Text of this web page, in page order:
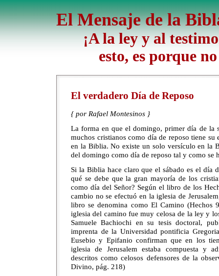
El Mensaje de la
¡A la ley y al
esto, es porque
El verdadero Día de Reposo
{ por Rafael Montesinos }
La forma en que el domingo, primer día de la
muchos cristianos como día de reposo tiene
en la Biblia. No existe un solo versículo en la
del domingo como día de reposo tal y como se
Si la Biblia hace claro que el sábado es el día
qué se debe que la gran mayoría de los
como día del Señor? Según el libro de los
cambio no se efectuó en la iglesia de
libro se denomina como El Camino (Hechos
iglesia del camino fue muy celosa de la ley y
Samuele Bachiochi en su tesis doctoral,
imprenta de la Universidad pontificia
Eusebio y Epifanio confirman que en los
iglesia de Jerusalem estaba compuesta y
descritos como celosos defensores de la
Divino, pág. 218)